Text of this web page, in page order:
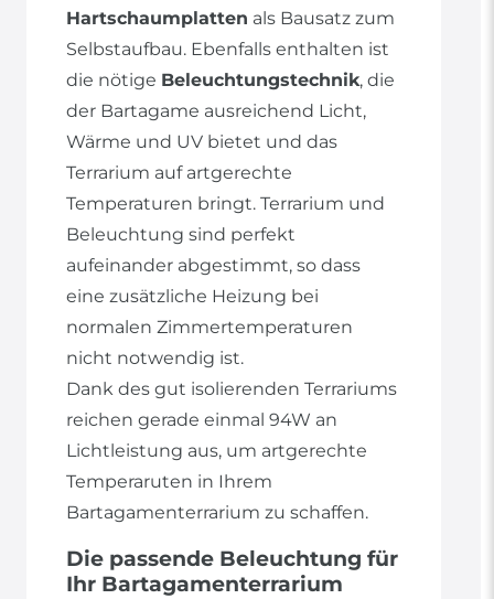
Hartschaumplatten als Bausatz zum
Selbstaufbau. Ebenfalls enthalten ist
die nötige Beleuchtungstechnik, die
der Bartagame ausreichend Licht,
Wärme und UV bietet und das
Terrarium auf artgerechte
Temperaturen bringt. Terrarium und
Beleuchtung sind perfekt
aufeinander abgestimmt, so dass
eine zusätzliche Heizung bei
normalen Zimmertemperaturen
nicht notwendig ist.
Dank des gut isolierenden Terrariums
reichen gerade einmal 94W an
Lichtleistung aus, um artgerechte
Temperaruten in Ihrem
Bartagamenterrarium zu schaffen.
Die passende Beleuchtung für
Ihr Bartagamenterrarium